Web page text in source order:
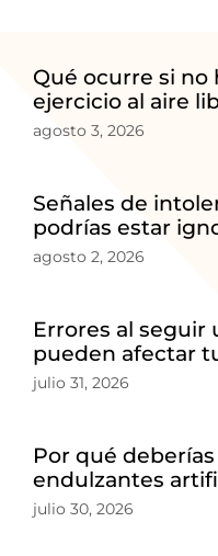
Qué ocurre si no
ejercicio al aire
agosto 3, 2026
Señales de
podrías estar
agosto 2, 2026
Errores al seguir
pueden afectar
julio 31, 2026
Por qué
endulzantes
julio 30, 2026